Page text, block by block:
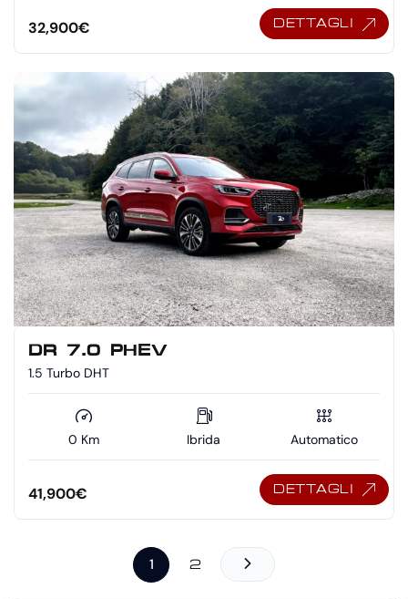
32,900€ DETTAGLI
DR 7.0 PHEV
1.5 Turbo DHT
0 Km Ibrida Automatico
41,900€ DETTAGLI
1 2